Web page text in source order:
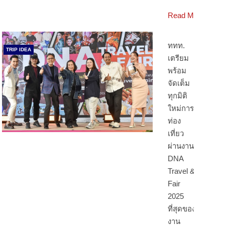
Read More
TRIP IDEA
ททท.
เตรียม
พร้อม
จัดเต็ม
ทุกมิติ
ใหม่การ
ท่อง
เที่ยว
ผ่านงาน
DNA
Travel &
Fair
2025
ที่สุดของ
งาน